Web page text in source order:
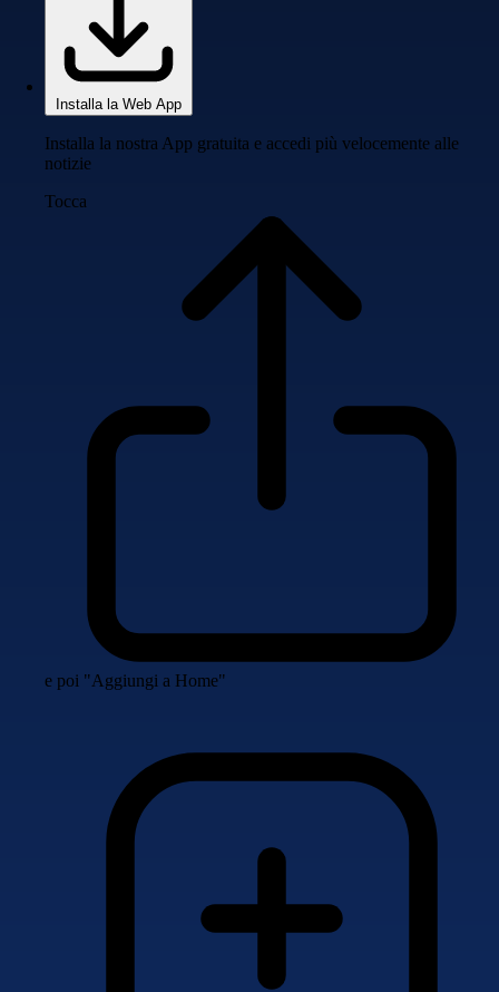
Installa la Web App
Installa la nostra App gratuita e accedi più velocemente alle
notizie
Tocca
e poi "Aggiungi a Home"